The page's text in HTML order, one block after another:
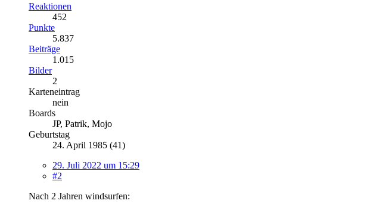
Reaktionen
452
Punkte
5.837
Beiträge
1.015
Bilder
2
Karteneintrag
nein
Boards
JP, Patrik, Mojo
Geburtstag
24. April 1985 (41)
29. Juli 2022 um 15:29
#2
Nach 2 Jahren windsurfen: